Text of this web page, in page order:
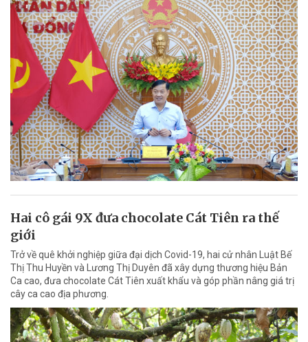
Hai cô gái 9X đưa chocolate Cát Tiên ra thế
giới
Trở về quê khởi nghiệp giữa đại dịch Covid-19, hai cử nhân Luật Bế
Thị Thu Huyền và Lương Thị Duyên đã xây dựng thương hiệu Bản
Ca cao, đưa chocolate Cát Tiên xuất khẩu và góp phần nâng giá trị
cây ca cao địa phương.